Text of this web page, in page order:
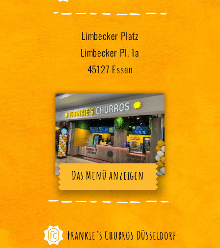
Limbecker Platz
Limbecker Pl. 1a
45127 Essen
Das Menü anzeigen
Frankie's Churros Düsseldorf